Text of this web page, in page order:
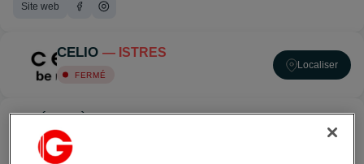
CELIO — ISTRES
FERMÉ
Localiser
ACCÉDER À CELIO — ISTRES
Site web